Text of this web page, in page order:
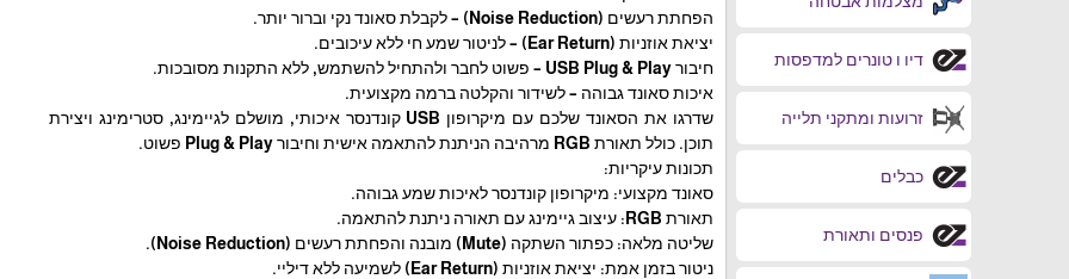
דיו ו טונרים למדפסות
זרועות ומתקני תלייה
כבלים
פנסים ותאורת
הפחתת רעשים (Noise Reduction) – לקבלת סאונד נקי וברור יותר.
יציאת אוזניות (Ear Return) – לניטור שמע חי ללא עיכובים.
חיבור USB Plug & Play – פשוט לחבר ולהתחיל להשתמש, ללא התקנות מסובכות.
איכות סאונד גבוהה – לשידור והקלטה ברמה מקצועית.
שדרגו את הסאונד שלכם עם מיקרופון USB קונדנסר איכותי, מושלם לגיימינג, סטרימינג ויצירת
תוכן. כולל תאורת RGB מרהיבה הניתנת להתאמה אישית וחיבור Plug & Play פשוט.
תכונות עיקריות:
סאונד מקצועי: מיקרופון קונדנסר לאיכות שמע גבוהה.
תאורת RGB: עיצוב גיימינג עם תאורה ניתנת להתאמה.
שליטה מלאה: כפתור השתקה (Mute) מובנה והפחתת רעשים (Noise Reduction).
ניטור בזמן אמת: יציאת אוזניות (Ear Return) לשמיעה ללא דיליי.